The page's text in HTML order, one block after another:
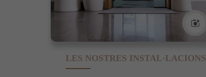
LES NOSTRES INSTAL·LACIONS